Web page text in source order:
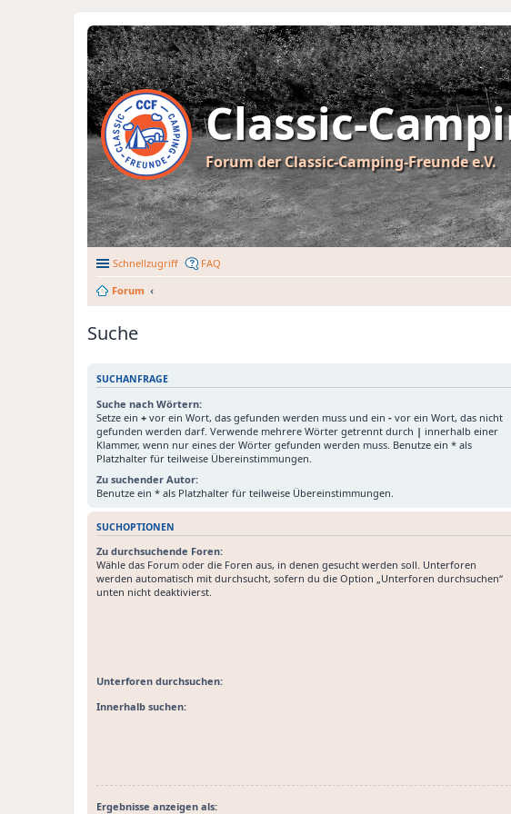
Classic-
Forum der Classic-Camping-Freunde e.V.
Schnellzugriff FAQ
Forum
Suche
SUCHANFRAGE
Suche nach Wörtern:
Setze ein + vor ein Wort, das gefunden werden muss und ein - vor ein Wort, das nicht
gefunden werden darf. Verwende mehrere Wörter getrennt durch | innerhalb einer
Klammer, wenn nur eines der Wörter gefunden werden muss. Benutze ein * als
Platzhalter für teilweise Übereinstimmungen.
Zu suchender Autor:
Benutze ein * als Platzhalter für teilweise Übereinstimmungen.
SUCHOPTIONEN
Zu durchsuchende Foren:
Wähle das Forum oder die Foren aus, in denen gesucht werden soll. Unterforen
werden automatisch mit durchsucht, sofern du die Option „Unterforen durchsuchen“
unten nicht deaktivierst.
Unterforen durchsuchen:
Innerhalb suchen:
Ergebnisse anzeigen als: